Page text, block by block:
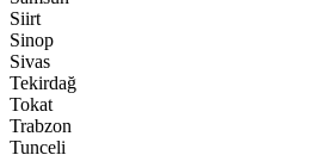
Siirt
Sinop
Sivas
Tekirdağ
Tokat
Trabzon
Tunceli